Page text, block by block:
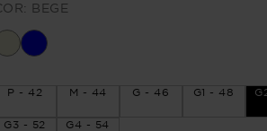
BEGE
P - 42 M - 44 G - 46 G1 - 48
G3 - 52 G4 - 54